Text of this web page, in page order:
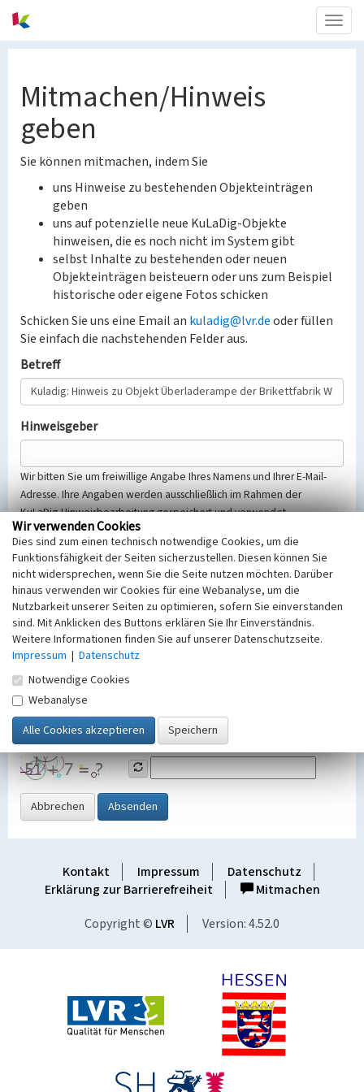
Mitmachen/Hinweis
geben
Sie können mitmachen, indem Sie
uns Hinweise zu bestehenden Objekteinträgen
geben
uns auf potenzielle neue KuLaDig-Objekte
hinweisen, die es noch nicht im System gibt
selbst Inhalte zu bestehenden oder neuen
Objekteinträgen beisteuern oder uns zum Beispiel
historische oder eigene Fotos schicken
Schicken Sie uns eine Email an kuladig@lvr.deoder füllen
Sie einfach die nachstehenden Felder aus.
Betreff
Hinweisgeber
Wir bitten Sie um freiwillige Angabe Ihres Namens und Ihrer E-Mail-
Adresse. Ihre Angaben werden ausschließlich im Rahmen der
KuLaDig-Hinweisbearbeitung gespeichert und verwendet.
Selbstverständlich werden diese entsprechend der Vorschriften des
Telemediengesetzes, des Datenschutzgesetzes NRW und der seit
dem 25.05.2018 gültigen Europäischen Datenschutzgrundverordnung
(EU-DSGVO) vertraulich behandelt, beachten Sie bitte unsere
Hinweise zumDatenschutz
Nachricht
SicherheitsabfrageTragen Sie unten das Rechenergebnis aus der
Grafik ein
Abbrechen Absenden
Kontakt Impressum
Datenschutz
Erklärung zur Barrierefreiheit
Mitmachen
Copyright © LVR Version: 4.52.0
Wir verwenden Cookies
Dies sind zum einen technisch notwendige Cookies, um die
Funktionsfähigkeit der Seiten sicherzustellen. Diesen können Sie
nicht widersprechen, wenn Sie die Seite nutzen möchten. Darüber
hinaus verwenden wir Cookies für eine Webanalyse, um die
Nutzbarkeit unserer Seiten zu optimieren, sofern Sie einverstanden
sind. Mit Anklicken des Buttons erklären Sie Ihr Einverständnis.
Weitere Informationen finden Sie auf unserer Datenschutzseite.
Impressum | Datenschutz
Notwendige Cookies
Webanalyse